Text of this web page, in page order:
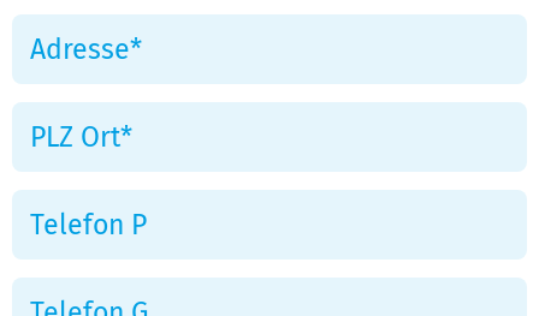
Shop
Stellen-/Raumangebote